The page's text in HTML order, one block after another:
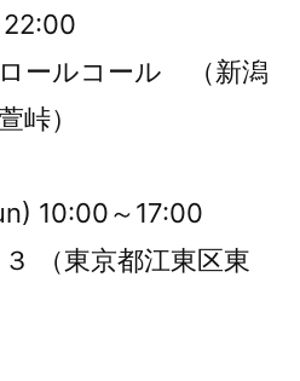
ールコール （新潟
峠）
10:00～17:00
（東京都江東区東